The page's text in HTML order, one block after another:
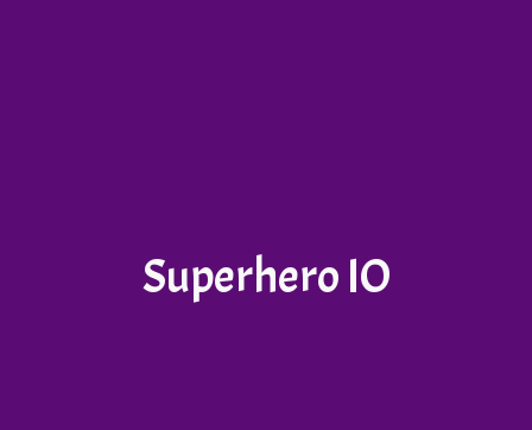
Superhero IO